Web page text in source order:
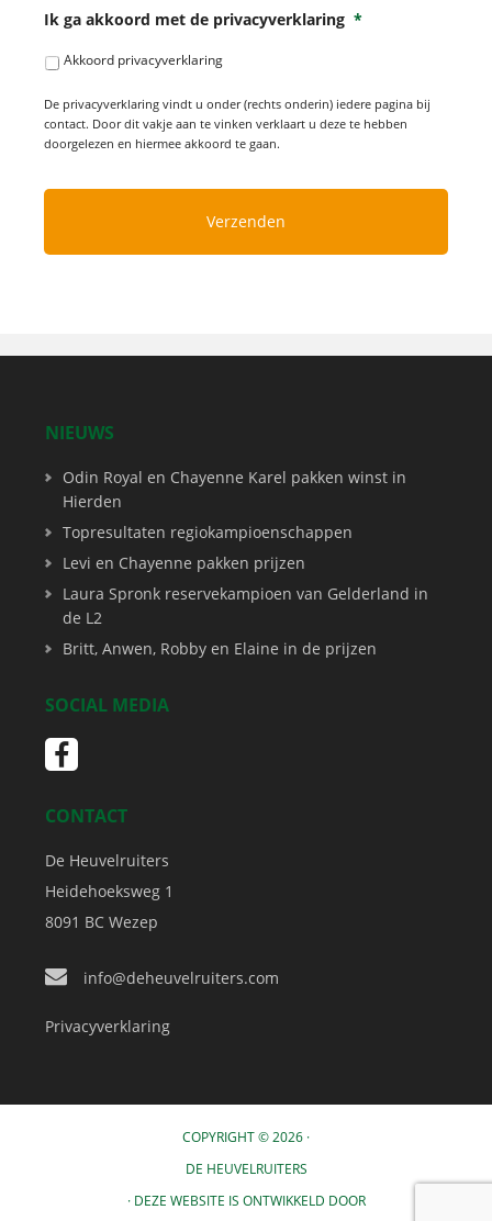
Ik ga akkoord met de privacyverklaring *
Akkoord privacyverklaring
De privacyverklaring vindt u onder (rechts onderin) iedere pagina bij
contact. Door dit vakje aan te vinken verklaart u deze te hebben
doorgelezen en hiermee akkoord te gaan.
NIEUWS
Odin Royal en Chayenne Karel pakken winst in
Hierden
Topresultaten regiokampioenschappen
Levi en Chayenne pakken prijzen
Laura Spronk reservekampioen van Gelderland in
de L2
Britt, Anwen, Robby en Elaine in de prijzen
SOCIAL MEDIA
CONTACT
De Heuvelruiters
Heidehoeksweg 1
8091 BC Wezep
info@deheuvelruiters.com
Privacyverklaring
COPYRIGHT © 2026 ·
DE HEUVELRUITERS
· DEZE WEBSITE IS ONTWIKKELD DOOR